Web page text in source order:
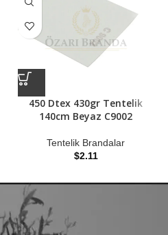
450 Dtex 430gr Tentelik
140cm Beyaz C9002
Tentelik Brandalar
$2.11